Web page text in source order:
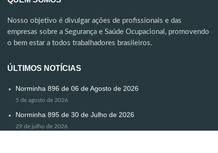
Nosso objetivo é divulgar ações de profissionais e das
empresas sobre a Segurança e Saúde Ocupacional, promovendo
o bem estar a todos trabalhadores brasileiros.
ÚLTIMOS NOTÍCIAS
Norminha 896 de 06 de Agosto de 2026
5 de agosto de 2026
Norminha 895 de 30 de Julho de 2026
29 de julho de 2026